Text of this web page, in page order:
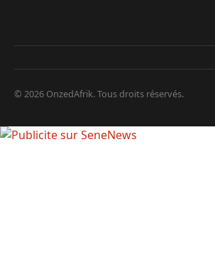
© 2026 OnzedAfrik. Tous droits réservés.